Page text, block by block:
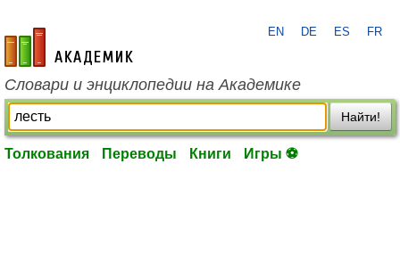
academic.ru
EN DE ES FR
Словари и энциклопедии на Академике
Найти!
Толкования Переводы Книги Игры ⚽